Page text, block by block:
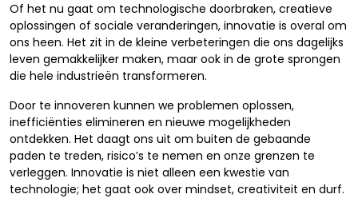
Of het nu gaat om technologische doorbraken, creatieve
oplossingen of sociale veranderingen, innovatie is overal om
ons heen. Het zit in de kleine verbeteringen die ons dagelijks
leven gemakkelijker maken, maar ook in de grote sprongen
die hele industrieën transformeren.
Door te innoveren kunnen we problemen oplossen,
inefficiënties elimineren en nieuwe mogelijkheden
ontdekken. Het daagt ons uit om buiten de gebaande
paden te treden, risico’s te nemen en onze grenzen te
verleggen. Innovatie is niet alleen een kwestie van
technologie; het gaat ook over mindset, creativiteit en durf.